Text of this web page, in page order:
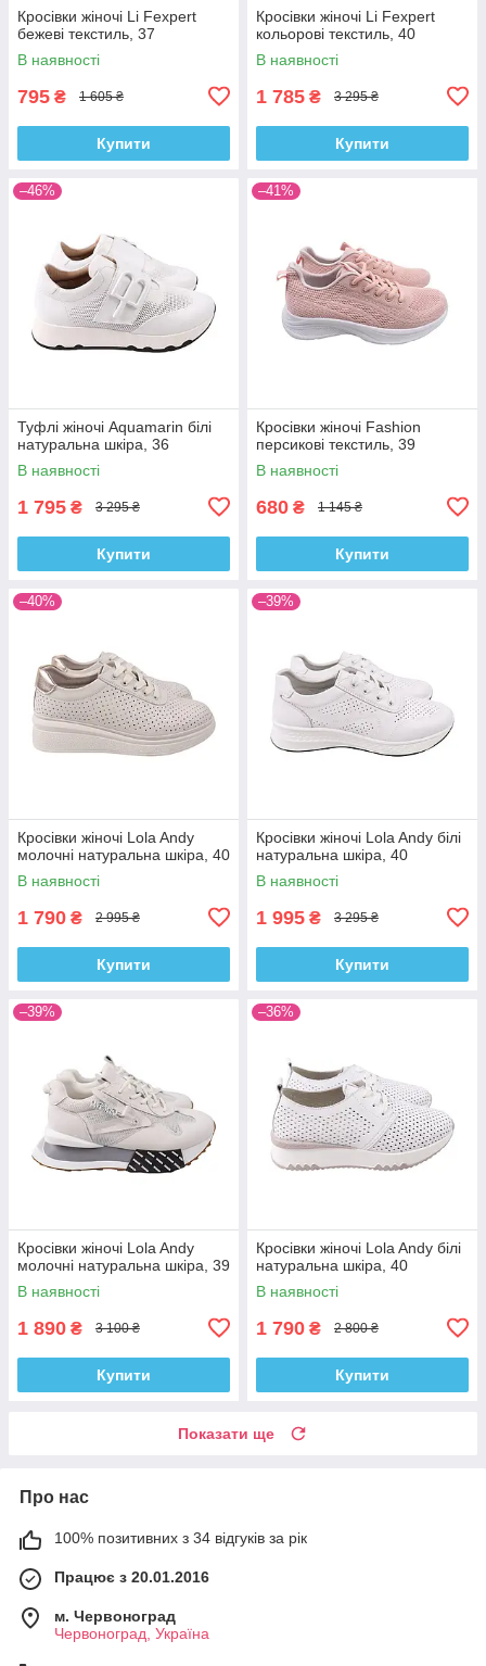
Кросівки жіночі Li Fexpert
бежеві текстиль, 37
В наявності
795 ₴ 1 605 ₴
Купити
Кросівки жіночі Li Fexpert
кольорові текстиль, 40
В наявності
1 785 ₴ 3 295 ₴
Купити
–46%
Туфлі жіночі Aquamarin білі
натуральна шкіра, 36
В наявності
1 795 ₴ 3 295 ₴
Купити
–41%
Кросівки жіночі Fashion
персикові текстиль, 39
В наявності
680 ₴ 1 145 ₴
Купити
–40%
Кросівки жіночі Lola Andy
молочні натуральна шкіра, 40
В наявності
1 790 ₴ 2 995 ₴
Купити
–39%
Кросівки жіночі Lola Andy білі
натуральна шкіра, 40
В наявності
1 995 ₴ 3 295 ₴
Купити
–39%
Кросівки жіночі Lola Andy
молочні натуральна шкіра, 39
В наявності
1 890 ₴ 3 100 ₴
Купити
–36%
Кросівки жіночі Lola Andy білі
натуральна шкіра, 40
В наявності
1 790 ₴ 2 800 ₴
Купити
Показати ще
Про нас
100% позитивних з 34 відгуків за рік
Працює з 20.01.2016
м. Червоноград
Червоноград, Україна